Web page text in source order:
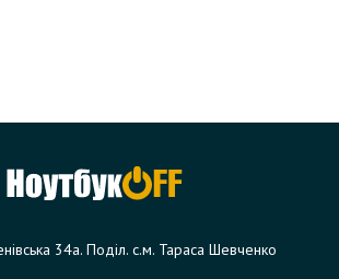
34а. Поділ. с.м. Тараса Шевченко